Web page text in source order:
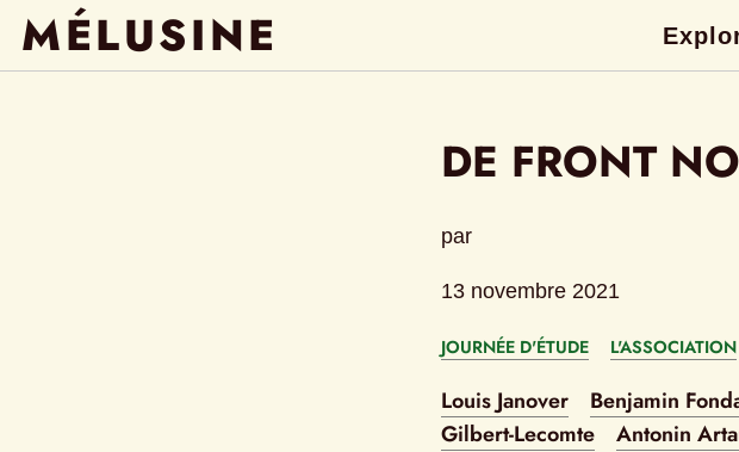
MÉLUSINE
DE FRONT
par
13 novembre 2021
JOURNÉE D'ÉTUDE L'ASSOCIATION
Louis Janover Benjamin
Gilbert-Lecomte
Antonin